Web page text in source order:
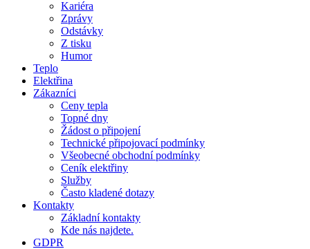
Kariéra
Zprávy
Odstávky
Z tisku
Humor
Teplo
Elektřina
Zákazníci
Ceny tepla
Topné dny
Žádost o připojení
Technické připojovací podmínky
Všeobecné obchodní podmínky
Ceník elektřiny
Služby
Často kladené dotazy
Kontakty
Základní kontakty
Kde nás najdete.
GDPR